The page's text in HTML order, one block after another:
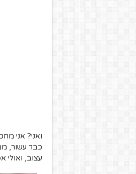
ואני? אני
כבר עשור,
עצוב, ואולי